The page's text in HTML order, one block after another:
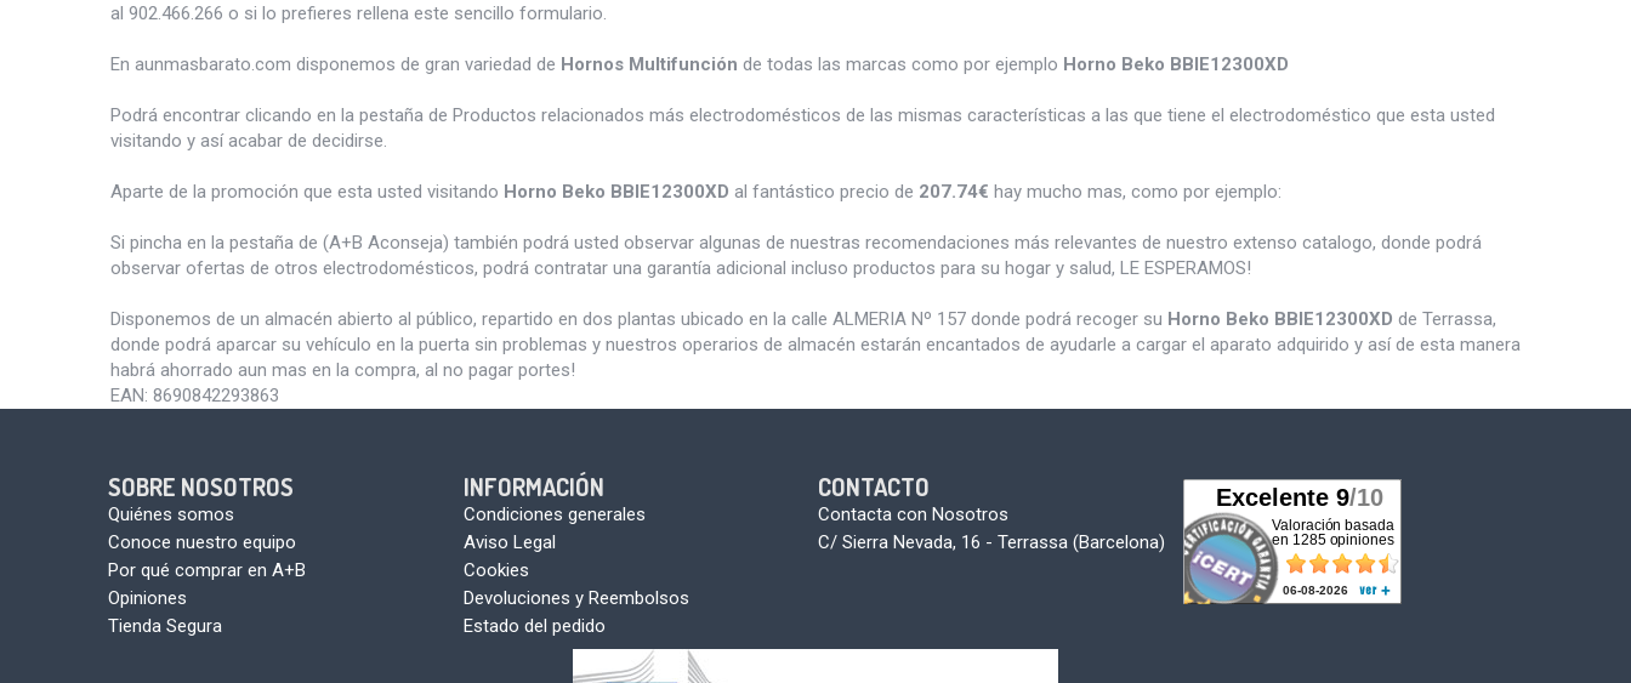
al 902.466.266 o si lo prefieres rellena este sencillo formulario.
En aunmasbarato.com disponemos de gran variedad de Hornos Multifunción de todas las marcas como por ejemplo Horno Beko BBIE12300XD
Podrá encontrar clicando en la pestaña de Productos relacionados más electrodomésticos de las mismas características a las que tiene el electrodoméstico que esta usted
visitando y así acabar de decidirse.
Aparte de la promoción que esta usted visitando Horno Beko BBIE12300XD al fantástico precio de 207.74€ hay mucho mas, como por ejemplo:
Si pincha en la pestaña de (A+B Aconseja) también podrá usted observar algunas de nuestras recomendaciones más relevantes de nuestro extenso catalogo, donde podrá
observar ofertas de otros electrodomésticos, podrá contratar una garantía adicional incluso productos para su hogar y salud, LE ESPERAMOS!
Disponemos de un almacén abierto al público, repartido en dos plantas ubicado en la calle ALMERIA Nº 157 donde podrá recoger su Horno Beko BBIE12300XD de Terrassa,
donde podrá aparcar su vehículo en la puerta sin problemas y nuestros operarios de almacén estarán encantados de ayudarle a cargar el aparato adquirido y así de esta manera
habrá ahorrado aun mas en la compra, al no pagar portes!
EAN: 8690842293863
SOBRE NOSOTROS
Quiénes somos
Conoce nuestro equipo
Por qué comprar en A+B
Opiniones
Tienda Segura
INFORMACIÓN
Condiciones generales
Aviso Legal
Cookies
Devoluciones y Reembolsos
Estado del pedido
CONTACTO
Contacta con Nosotros
C/ Sierra Nevada, 16 - Terrassa (Barcelona)